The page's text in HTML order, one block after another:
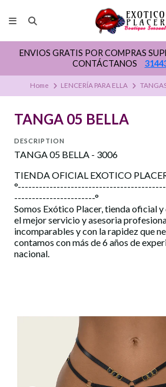
ENVIOS GRATIS POR COMPRAS
CONTÁCTANOS
Home LENCERÍA PARA ELLA
TANGA 05 BELLA
DESCRIPTION
TANGA 05 BELLA - 3006
TIENDA OFICIAL EXOTICO
-----------------------°
Somos Exótico Placer, tienda oficial
el mejor servicio y asesoria
incomparables y con la rapidez que
contamos con más de 6 años de
nacional.